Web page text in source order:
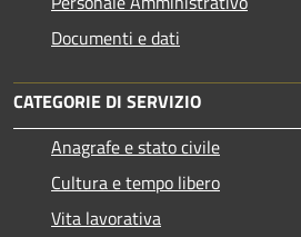
Documenti e dati
CATEGORIE DI SERVIZIO
Anagrafe e stato civile
Cultura e tempo libero
Vita lavorativa